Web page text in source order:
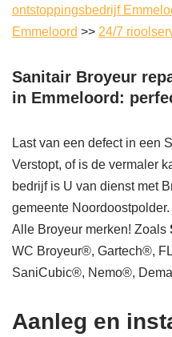
ontstoppingsbedrijf
Emmeloord >> 24/7
Sanitair Broyeur
in Emmeloord:
Last van een defect in een
Verstopt, of is de vermaler
bedrijf is U van dienst met
gemeente Noordoostpolder.
Alle Broyeur merken! Zoals
WC Broyeur®, Gartech®,
SaniCubic®, Nemo®,
Aanleg en